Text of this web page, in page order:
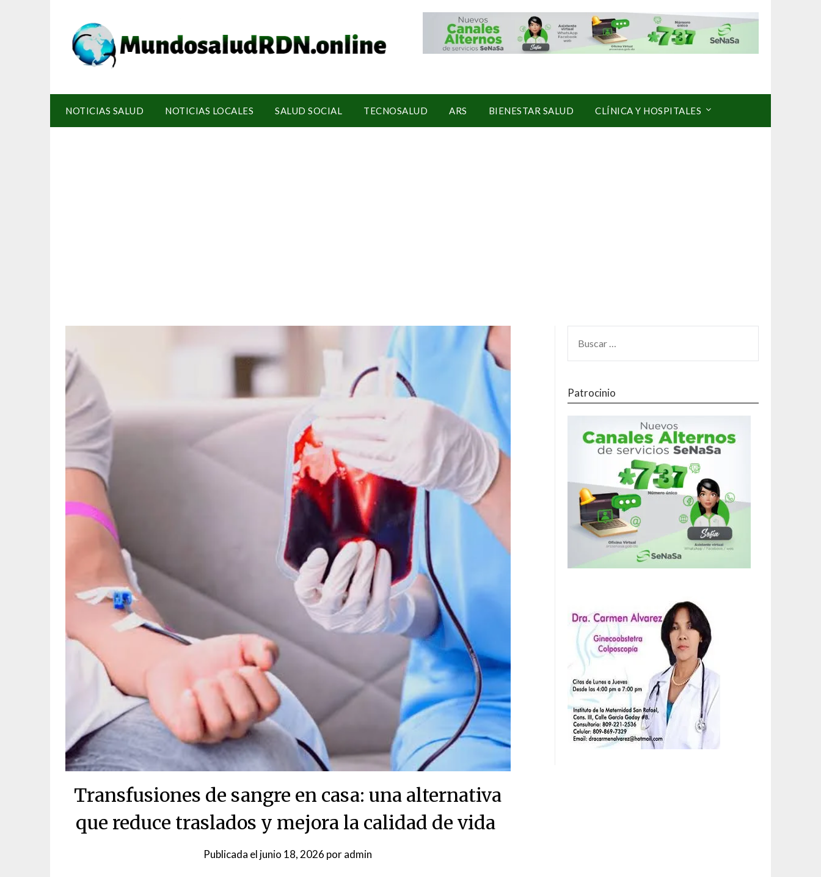
NOTICIAS SALUD NOTICIAS LOCALES SALUD SOCIAL TECNOSALUD ARS BIENESTAR SALUD CLÍNICA Y HOSPITALES
Transfusiones de sangre en casa: una alternativa
que reduce traslados y mejora la calidad de vida
Publicada el junio 18, 2026 poradmin
Patrocinio